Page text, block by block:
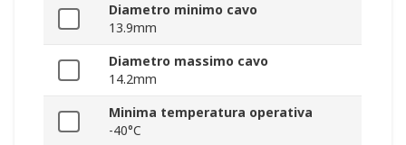
Diametro minimo cavo
13.9mm
Diametro massimo cavo
14.2mm
Minima temperatura operativa
-40°C